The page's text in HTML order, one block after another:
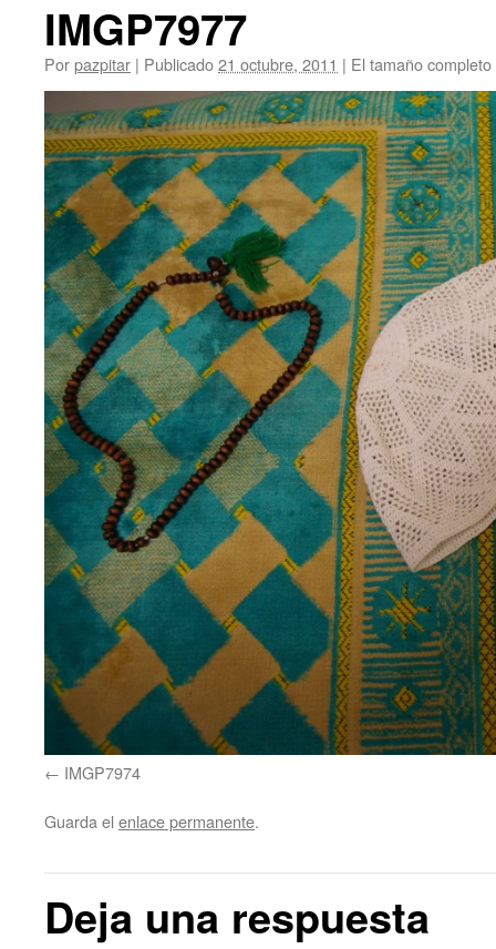
IMGP7977
Porpazpitar | Publicado21 octubre, 2011 | El tamaño
IMGP7974
Guarda el enlace permanente.
Deja una respuesta